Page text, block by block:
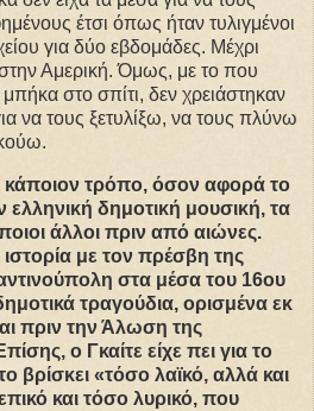
έτσι όπως ήταν τυλιγμένοι
για δύο εβδομάδες. Μέχρι
Αμερική. Όμως, με το που
στο σπίτι, δεν χρειάστηκαν
να τους ξετυλίξω, να τους πλύνω
κάποιον τρόπο, όσον αφορά το
ελληνική δημοτική μουσική, τα
άλλοι πριν από αιώνες.
με τον πρέσβη της
στα μέσα του 16ου
τραγούδια, ορισμένα εκ
πριν την Άλωση της
ο Γκαίτε είχε πει για το
βρίσκει «τόσο λαϊκό, αλλά και
και τόσο λυρικό, που